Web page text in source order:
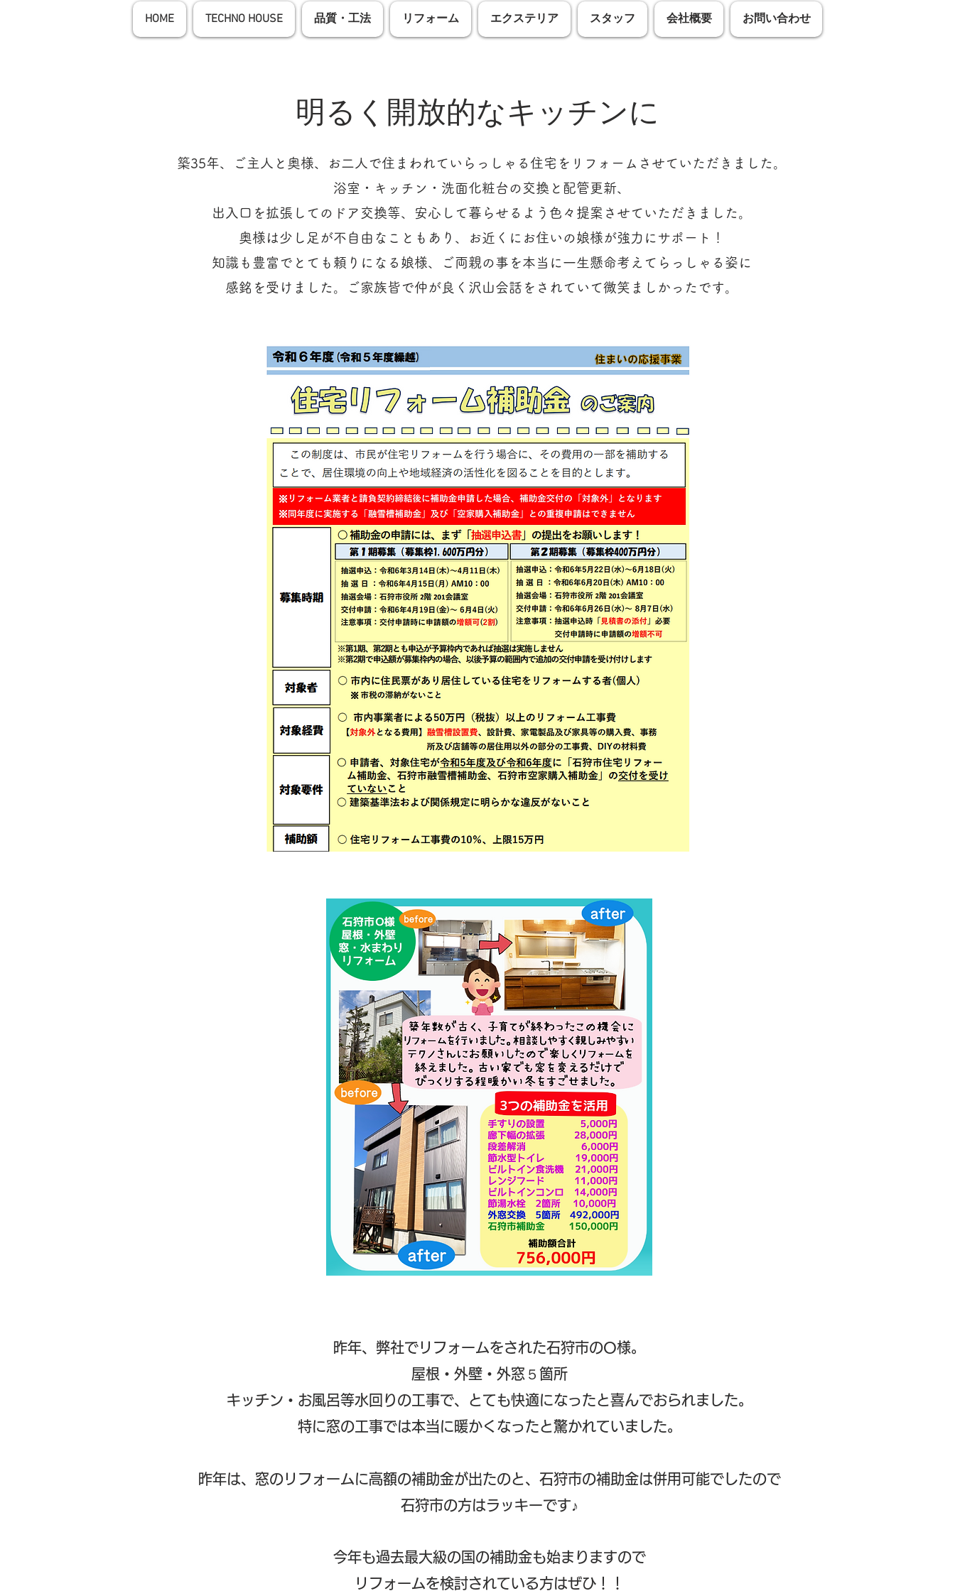
HOME TECHNO HOUSE 品質・工法 リフォーム エクステリア スタッフ 会社概要 お問い合わせ
​明るく開放的なキッチンに
築35年、ご主人と奥様、お二人で住まわれていらっしゃる住宅をリフォームさせていただきました。
​浴室・キッチン・洗面化粧台の交換と配管更新、
出入口を拡張してのドア交換等、安心して暮らせるよう色々提案させていただきました。
奥様は少し足が不自由なこともあり、お近くにお住いの娘様が強力にサポート！
知識も豊富でとても頼りになる娘様、ご両親の事を本当に一生懸命考えてらっしゃる姿に
​感銘を受けました。ご家族皆で仲が良く沢山会話をされていて微笑ましかったです。
昨年、弊社でリフォームをされた石狩市のO様。
屋根・外壁・外窓 ５ 箇所
キッチン・お風呂等水回りの工事で、とても快適になったと喜んでおられました。
​特に窓の工事では本当に暖かくなったと驚かれていました。
昨年は、窓のリフォームに高額の補助金が出たのと、石狩市の補助金は併用可能でしたので
​石狩市の方はラッキーです♪
今年も過去最大級の国の補助金も始まりますので​
​リフォームを検討されている方はぜひ！！